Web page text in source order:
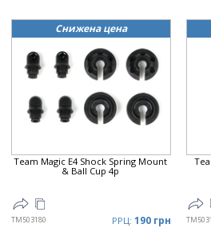
Снижена цена
Team Magic E4 Shock Spring Mount
& Ball Cup 4p
TM503180 РРЦ: 190 грн